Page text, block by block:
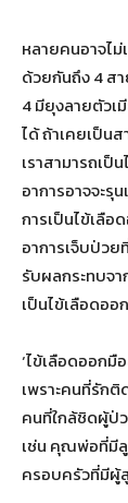
หลายคนอาจไม่
ด้วยกันถึง 4 สา
4 มียุงลายตัวเ
ได้ ถ้าเคยเป็น
เราสามารถเป็
อาการอาจจะ
การเป็นไข้เลือ
อาการเจ็บป่ว
รับผลกระทบจา
เป็นไข้เลือดออ
‘ไข้เลือดออกมื
เพราะคนที่รัก
คนที่ใกล้ชิดผู้ป่
เช่น คุณพ่อที่มี
ครอบครัวที่มีผู้